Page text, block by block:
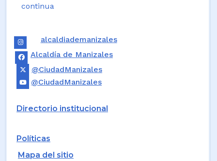
continua
alcaldiademanizales
Alcaldía de Manizales
@CiudadManizales
@CiudadManizales
Directorio institucional
Políticas
Mapa del sitio